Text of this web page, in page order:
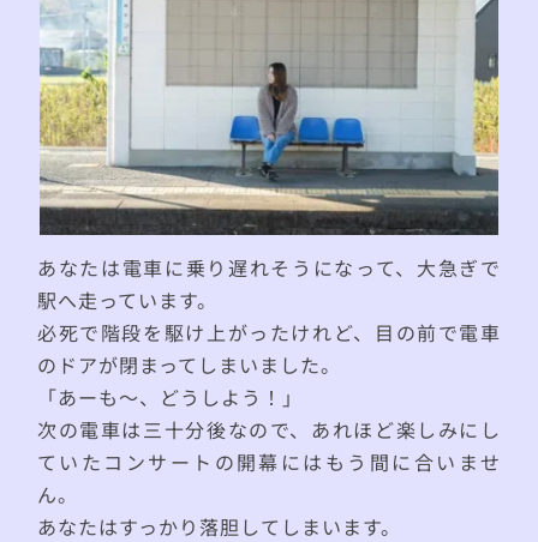
あなたは電車に乗り遅れそうになって、大急ぎで
駅へ走っています。
必死で階段を駆け上がったけれど、目の前で電車
のドアが閉まってしまいました。
「あーも〜、どうしよう！」
次の電車は三十分後なので、あれほど楽しみにし
ていたコンサートの開幕にはもう間に合いませ
ん。
あなたはすっかり落胆してしまいます。